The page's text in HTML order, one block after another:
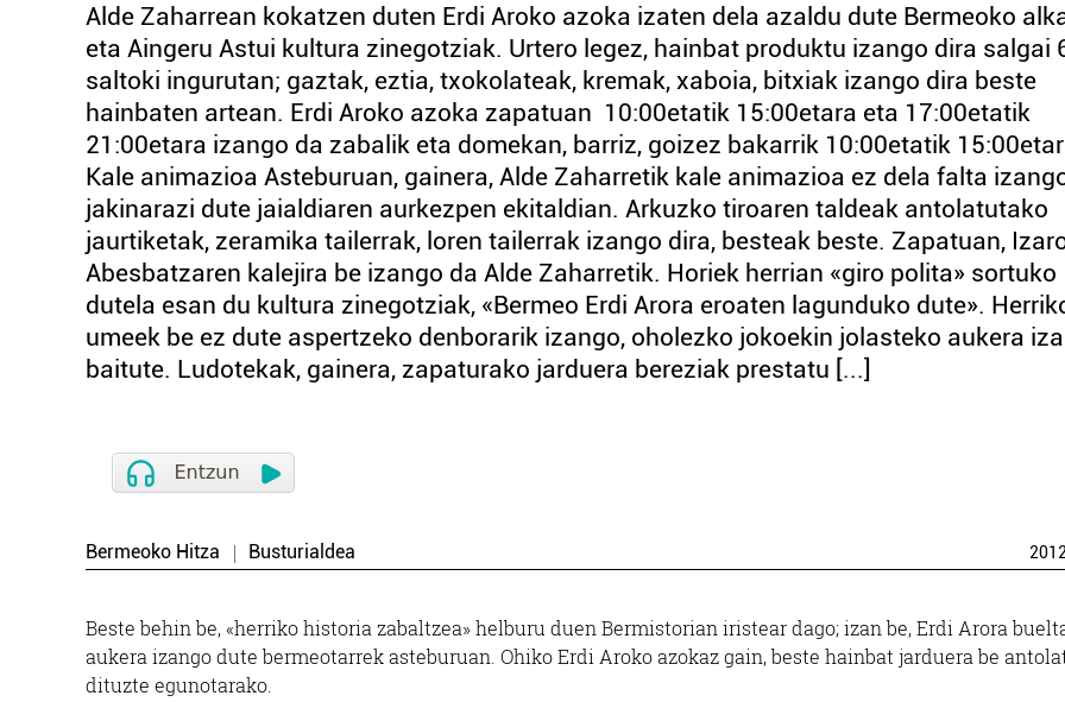
Alde Zaharrean kokatzen duten Erdi Aroko azoka izaten dela azaldu dute Bermeoko
eta Aingeru Astui kultura zinegotziak. Urtero legez, hainbat produktu izango dira salgai
saltoki ingurutan; gaztak, eztia, txokolateak, kremak, xaboia, bitxiak izango dira beste
hainbaten artean. Erdi Aroko azoka zapatuan 10:00etatik 15:00etara eta 17:00etatik
21:00etara izango da zabalik eta domekan, barriz, goizez bakarrik 10:00etatik
Kale animazioa Asteburuan, gainera, Alde Zaharretik kale animazioa ez dela falta
jakinarazi dute jaialdiaren aurkezpen ekitaldian. Arkuzko tiroaren taldeak antolatutako
jaurtiketak, zeramika tailerrak, loren tailerrak izango dira, besteak beste. Zapatuan,
Abesbatzaren kalejira be izango da Alde Zaharretik. Horiek herrian «giro polita» sortuko
dutela esan du kultura zinegotziak, «Bermeo Erdi Arora eroaten lagunduko dute».
umeek be ez dute aspertzeko denborarik izango, oholezko jokoekin jolasteko aukera
baitute. Ludotekak, gainera, zapaturako jarduera bereziak prestatu [...]
Bermeoko Hitza Busturialdea 2012
Beste behin be, «herriko historia zabaltzea» helburu duen Bermistorian iristear dago; izan be, Erdi Arora
aukera izango dute bermeotarrek asteburuan. Ohiko Erdi Aroko azokaz gain, beste hainbat jarduera be
dituzte egunotarako.